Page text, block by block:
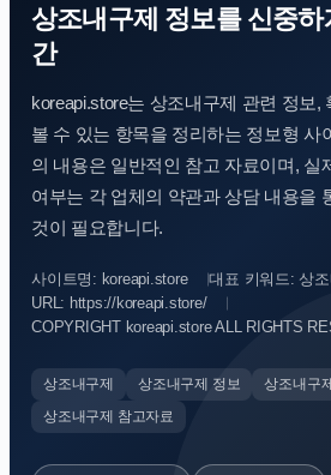
상조내구제 정보를 신중
간
koreapi.store는 상조내구제 관련 정보,
볼 수 있는 항목을 정리하는 정보형 사
의 내용은 일반적인 참고 자료이며, 실
여부는 각 업체의 약관과 상담 내용을
것이 필요합니다.
사이트명: koreapi.store
대표 키워드: 상
URL: https://koreapi.store/
COPYRIGHT koreapi.store ALL RIGHTS
상조내구제 상조내구제 정보
상조내구
상조내구제 참고자료